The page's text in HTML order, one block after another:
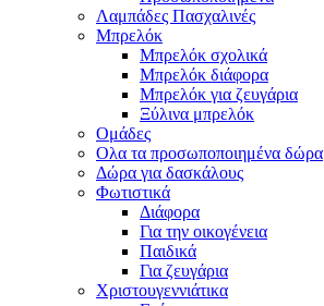
Λαμπάδες Πασχαλινές
Μπρελόκ
Μπρελόκ σχολικά
Μπρελόκ διάφορα
Μπρελόκ για ζευγάρια
Ξύλινα μπρελόκ
Ομάδες
Ολα τα προσωποποιημένα δώρα
Δώρα για δασκάλους
Φωτιστικά
Διάφορα
Για την οικογένεια
Παιδικά
Για ζευγάρια
Χριστουγεννιάτικα